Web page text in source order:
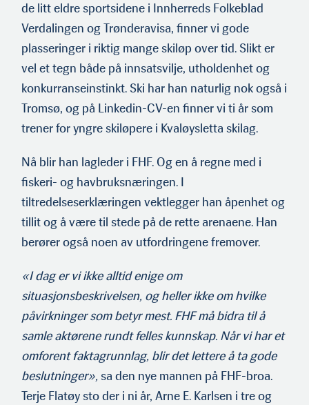
de litt eldre sportsidene i Innherreds Folkeblad
Verdalingen og Trønderavisa, finner vi gode
plasseringer i riktig mange skiløp over tid. Slikt er
vel et tegn både på innsatsvilje, utholdenhet og
konkurranseinstinkt. Ski har han naturlig nok også i
Tromsø, og på Linkedin-CV-en finner vi ti år som
trener for yngre skiløpere i Kvaløysletta skilag.
Nå blir han lagleder i FHF. Og en å regne med i
fiskeri- og havbruksnæringen. I
tiltredelseserklæringen vektlegger han åpenhet og
tillit og å være til stede på de rette arenaene. Han
berører også noen av utfordringene fremover.
«I dag er vi ikke alltid enige om
situasjonsbeskrivelsen, og heller ikke om hvilke
påvirkninger som betyr mest. FHF må bidra til å
samle aktørene rundt felles kunnskap. Når vi har et
omforent faktagrunnlag, blir det lettere å ta gode
beslutninger», sa den nye mannen på FHF-broa.
Terje Flatøy sto der i ni år, Arne E. Karlsen i tre og